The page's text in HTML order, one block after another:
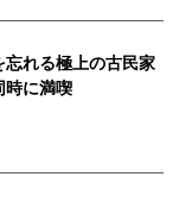
忘れる極上の古民家
時に満喫